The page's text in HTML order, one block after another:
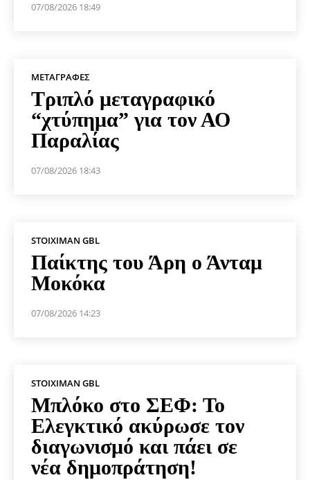
07/08/2026 18:49
ΜΕΤΑΓΡΑΦΈΣ
Τριπλό μεταγραφικό
“χτύπημα” για τον ΑΟ
Παραλίας
07/08/2026 18:43
STOIXIMAN GBL
Παίκτης του Άρη ο Άνταμ
Μοκόκα
07/08/2026 14:23
STOIXIMAN GBL
Μπλόκο στο ΣΕΦ: Το
Ελεγκτικό ακύρωσε τον
διαγωνισμό και πάει σε
νέα δημοπράτηση!